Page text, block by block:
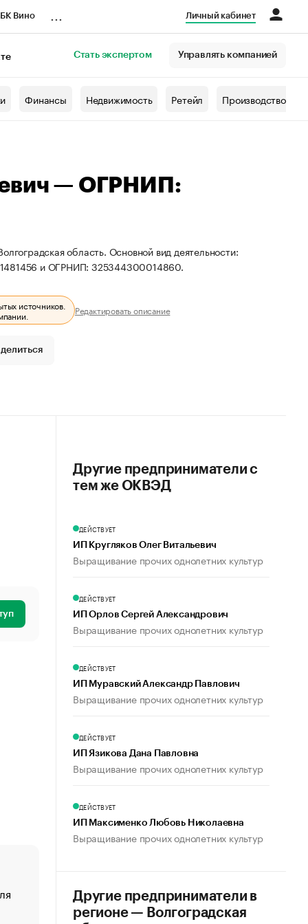
Вино Личный кабинет
Стать экспертом Управлять компанией
Финансы Недвижимость Ретейл Производство
— ОГРНИП:
область. Основной вид деятельности:
и ОГРНИП: 325344300014860.
источников.
Редактировать описание
«От спорта тело стареет иначе». Как живет глава
создавшей GTA
Другие предприниматели с
тем же ОКВЭД
ДЕЙСТВУЕТ
ИП Кругляков Олег Витальевич
Выращивание прочих однолетних культур
ДЕЙСТВУЕТ
ИП Орлов Сергей Александрович
Выращивание прочих однолетних культур
ДЕЙСТВУЕТ
ИП Муравский Александр Павлович
Выращивание прочих однолетних культур
ДЕЙСТВУЕТ
ИП Язикова Дана Павловна
Выращивание прочих однолетних культур
ДЕЙСТВУЕТ
ИП Максименко Любовь Николаевна
Выращивание прочих однолетних культур
Другие предприниматели в
регионе — Волгоградская